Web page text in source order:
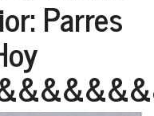
Parres